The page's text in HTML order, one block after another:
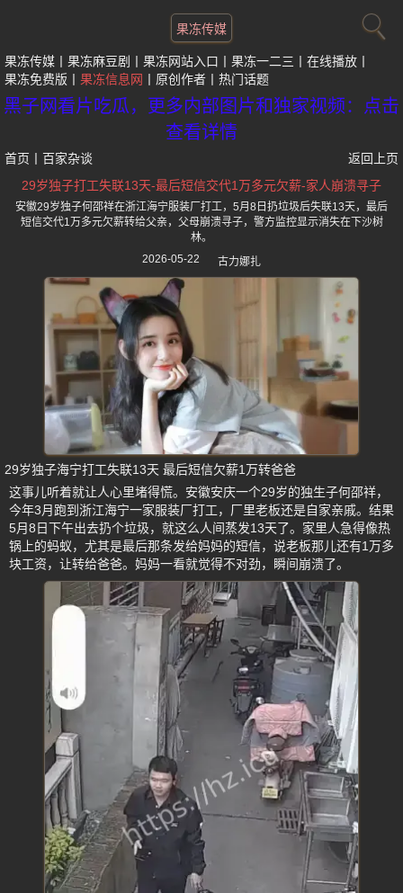
果冻传媒
果冻传媒 果冻麻豆剧 果冻网站入口 果冻一二三
在线播放
果冻免费版
果冻信息网 原创作者 热门话题
黑子网看片吃瓜，更多内部图片和独家视频：点击
查看详情
首页 百家杂谈
返回上页
29岁独子打工失联13天-最后短信交代1万多元欠薪-家人崩溃寻子
安徽29岁独子何邵祥在浙江海宁服装厂打工，5月8日扔垃圾后失联13天，最后
短信交代1万多元欠薪转给父亲，父母崩溃寻子，警方监控显示消失在下沙树
林。
2026-05-22
古力娜扎
29岁独子海宁打工失联13天 最后短信欠薪1万转爸爸
这事儿听着就让人心里堵得慌。安徽安庆一个29岁的独生子何邵祥，
今年3月跑到浙江海宁一家服装厂打工，厂里老板还是自家亲戚。结果
5月8日下午出去扔个垃圾，就这么人间蒸发13天了。家里人急得像热
锅上的蚂蚁，尤其是最后那条发给妈妈的短信，说老板那儿还有1万多
块工资，让转给爸爸。妈妈一看就觉得不对劲，瞬间崩溃了。